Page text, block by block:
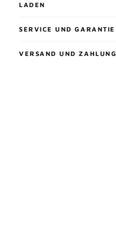
LADEN
SERVICE UND GARANTIE
VERSAND UND ZAHLUNG